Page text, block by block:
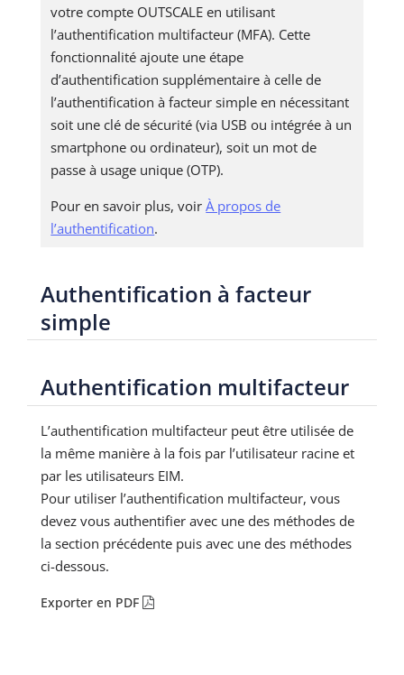
votre compte OUTSCALE en utilisant
l’authentification multifacteur (MFA). Cette
fonctionnalité ajoute une étape
d’authentification supplémentaire à celle de
l’authentification à facteur simple en nécessitant
soit une clé de sécurité (via USB ou intégrée à un
smartphone ou ordinateur), soit un mot de
passe à usage unique (OTP).
Pour en savoir plus, voirÀ propos de
l’authentification.
Authentification à facteur
simple
Authentification multifacteur
L’authentification multifacteur peut être utilisée de
la même manière à la fois par l’utilisateur racine et
par les utilisateurs EIM.
Pour utiliser l’authentification multifacteur, vous
devez vous authentifier avec une des méthodes de
la section précédente puis avec une des méthodes
ci-dessous.
Exporter en PDF